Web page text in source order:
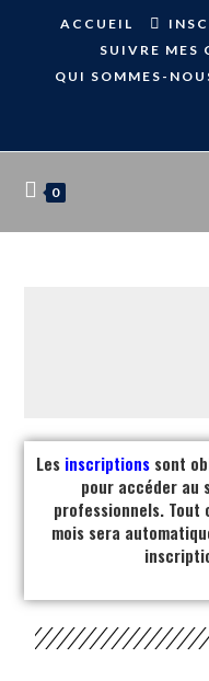
ACCUEIL
SUIVRE MES
QUI SOMMES-
0
Les inscriptions sont
pour accéder au
professionnels. Tout
mois sera